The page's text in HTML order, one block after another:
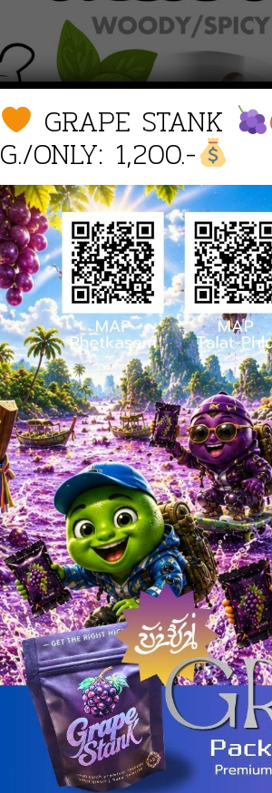
GRAPE STANK
G./ONLY: 1,200.-